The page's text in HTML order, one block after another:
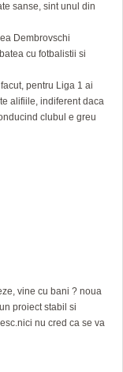
sanse, sint unul din
Dembrovschi
cu fotbalistii si
pentru Liga 1 ai
alifiile, indiferent daca
clubul e greu
vine cu bani ? noua
proiect stabil si
nu cred ca se va